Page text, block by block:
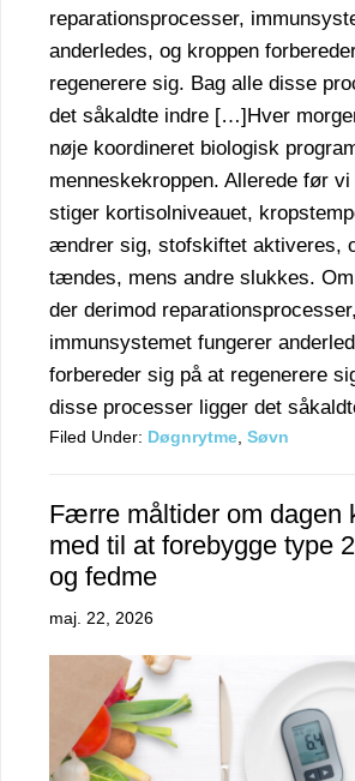
reparationsprocesser,
anderledes, og kroppen
regenerere sig. Bag alle disse
det såkaldte indre […]Hver
nøje koordineret biologisk
menneskekroppen. Allerede før
stiger kortisolniveauet,
ændrer sig, stofskiftet aktiveres,
tændes, mens andre slukkes.
der derimod reparationsprocesser,
immunsystemet fungerer
forbereder sig på at regenerere
disse processer ligger det
Filed Under: Døgnrytme Søvn
Færre måltider om dagen
med til at forebygge type
og fedme
maj. 22, 2026